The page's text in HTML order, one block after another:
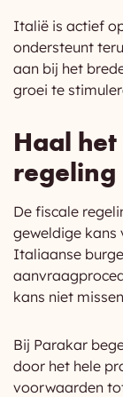
Italië is actief
ondersteunt
aan bij het
groei te
Haal
regeling
De fiscale
geweldige kans
Italiaanse
kans niet
Bij Parakar
door het hele
voorwaarden